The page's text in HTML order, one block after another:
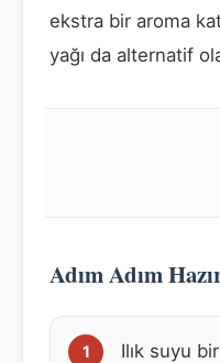
ekstra bir aroma
yağı da alternatif
Adım Adım
Ilık suyu